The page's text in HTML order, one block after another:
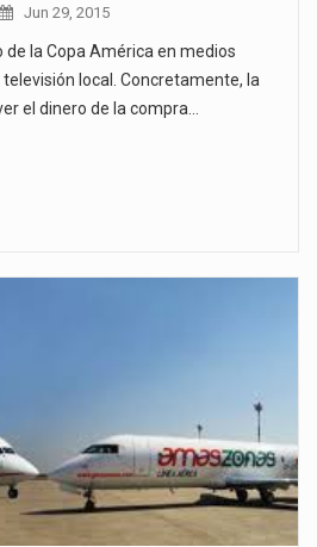
Jun 29, 2015
de la Copa América en medios
local. Concretamente, la
el dinero de la compra…